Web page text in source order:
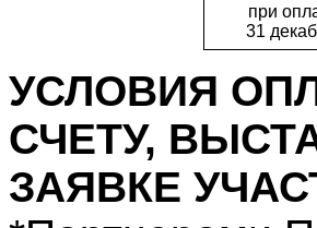
при
31
УСЛОВИЯ
СЧЕТУ,
ЗАЯВКЕ